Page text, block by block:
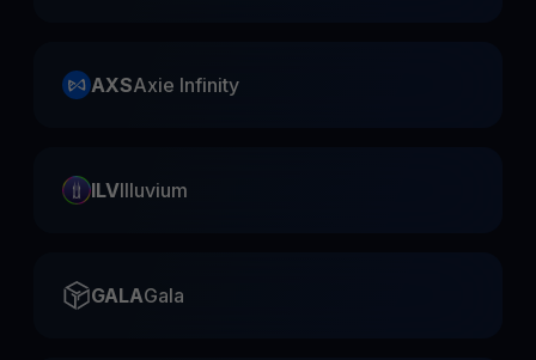
AXSAxie Infinity
ILVIlluvium
GALAGala